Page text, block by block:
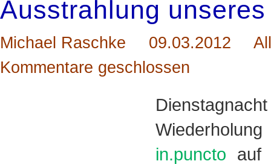
Ausstrahlung
Michael Raschke 09.03.2012
Kommentare geschlossen
in.puncto auf